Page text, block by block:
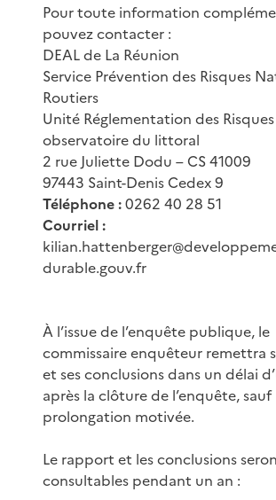
Pour toute information
pouvez contacter :
DEAL de La Réunion
Service Prévention des Risques
Routiers
Unité Réglementation des
observatoire du littoral
2 rue Juliette Dodu – CS 41009
97443 Saint-Denis Cedex 9
Téléphone :0262 40 28 51
Courriel :
durable.gouv.fr
À l’issue de l’enquête publique, le
commissaire enquêteur remettra
et ses conclusions dans un délai
après la clôture de l’enquête, sauf
prolongation motivée.
Le rapport et les conclusions
consultables pendant un an :